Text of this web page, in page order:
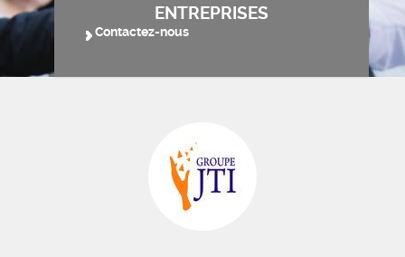
ENTREPRISES
Contactez-nous